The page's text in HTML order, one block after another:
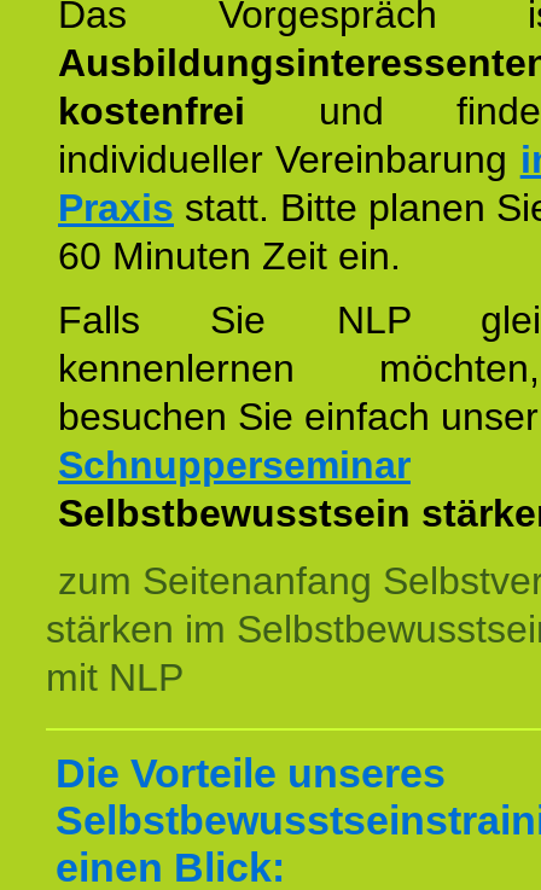
Das
kostenfrei und
individueller Vereinbarung
Praxis statt. Bitte planen
60 Minuten Zeit ein.
Falls Sie NLP
kennenlernen
besuchen Sie einfach unser
Schnupperseminar
Selbstbewusstsein
zum Seitenanfang
stärken im
mit NLP
Die Vorteile unseres
einen Blick: